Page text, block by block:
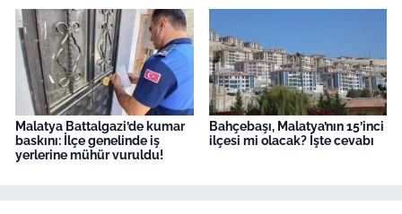
Malatya Battalgazi’de kumar
baskını: İlçe genelinde iş
yerlerine mühür vuruldu!
Bahçebaşı, Malatya’nın 15’inci
ilçesi mi olacak? İşte cevabı